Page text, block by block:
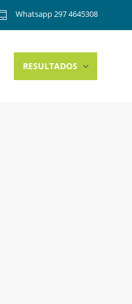
Whatsapp 297 4645308
RESULTADOS